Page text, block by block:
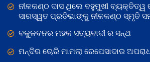
ନୀଳକଣ୍ଠ ଦାସ ଥିଲେ ବହୁମୁଖୀ ବ୍ୟକ୍ତିତ୍ୱ
ସାରସ୍ୱତ ପ୍ରତିଭାଙ୍କୁ ନୀଳକଣ୍ଠ ସ୍ମୃତି
ବକୁଳବନର ମହକ ସତ୍ୟବାଦୀ ର ସନ୍ଥ
ମନ୍ଦିର ଚୋରି ମାମଲା ରେପେସାଦାର